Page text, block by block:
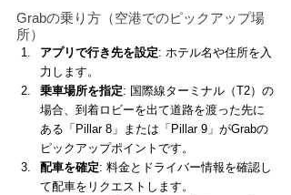
Grabの乗り方（空港でのピックアップ場
所）
アプリで行き先を設定: ホテル名や住所を入
力します。
乗車場所を指定: 国際線ターミナル（T2）の
場合、到着ロビーを出て道路を渡った先に
ある「Pillar 8」または「Pillar 9」がGrabの
ピックアップポイントです。
配車を確定: 料金とドライバー情報を確認し
て配車をリクエストします。